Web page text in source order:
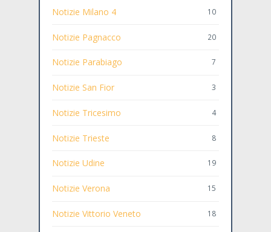
Notizie Milano 4 10
Notizie Pagnacco 20
Notizie Parabiago 7
Notizie San Fior 3
Notizie Tricesimo 4
Notizie Trieste 8
Notizie Udine 19
Notizie Verona 15
Notizie Vittorio Veneto 18